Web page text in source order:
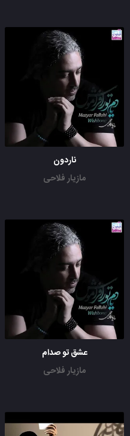
ناردون
مازیار فلاحی
عشق تو صدام
مازیار فلاحی